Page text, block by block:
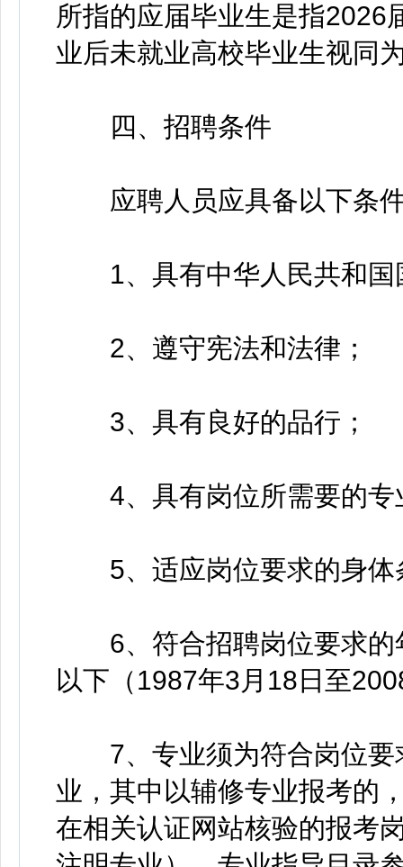
所指的应届毕业生是指2026
业后未就业高校毕业生视同
四、招聘条件
应聘人员应具备以下条
1、具有中华人民共和国
2、遵守宪法和法律；
3、具有良好的品行；
4、具有岗位所需要的专
5、适应岗位要求的身体
6、符合招聘岗位要求的
以下（1987年3月18日至
7、专业须为符合岗位要
业，其中以辅修专业报考的
在相关认证网站核验的报考